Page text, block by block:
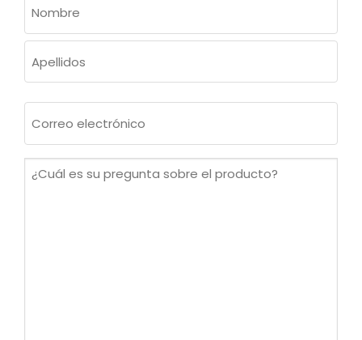
(OBLIGATORIO)
Nombre
electrónico
¿Cuál